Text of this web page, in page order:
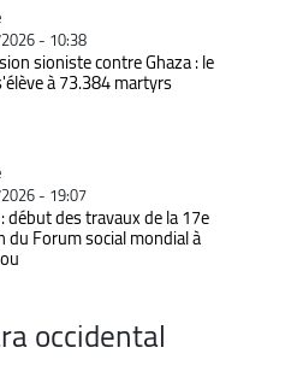
- 10:38
sioniste contre Ghaza : le
à 73.384 martyrs
- 19:07
début des travaux de la 17e
du Forum social mondial à
occidental